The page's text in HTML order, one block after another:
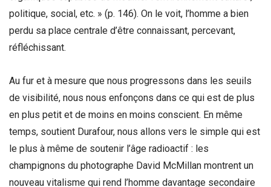
politique, social, etc. » (p. 146). On le voit, l’homme a bien
perdu sa place centrale d’être connaissant, percevant,
réfléchissant.
Au fur et à mesure que nous progressons dans les seuils
de visibilité, nous nous enfonçons dans ce qui est de plus
en plus petit et de moins en moins conscient. En même
temps, soutient Durafour, nous allons vers le simple qui est
le plus à même de soutenir l’âge radioactif : les
champignons du photographe David McMillan montrent un
nouveau vitalisme qui rend l’homme davantage secondaire